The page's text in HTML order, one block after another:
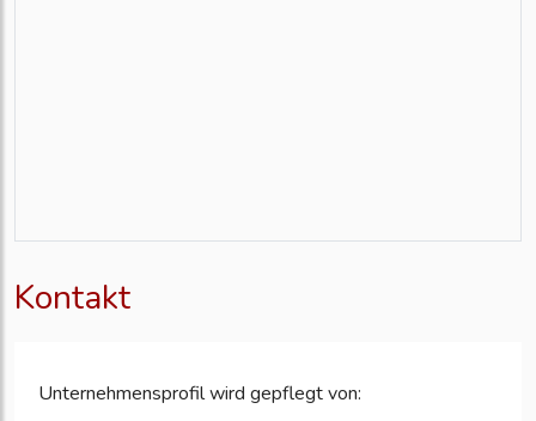
Kontakt
Unternehmensprofil wird gepflegt von: